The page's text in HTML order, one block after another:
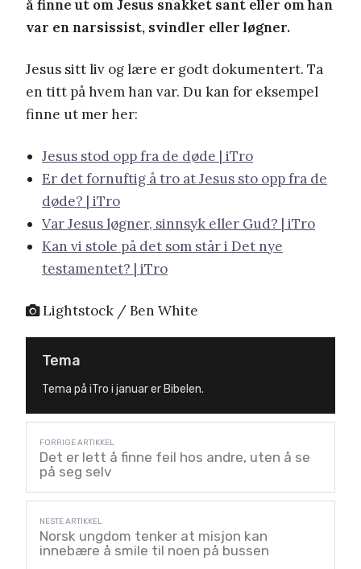
å finne ut om Jesus snakket sant eller om han
var en narsissist, svindler eller løgner.
Jesus sitt liv og lære er godt dokumentert. Ta
en titt på hvem han var. Du kan for eksempel
finne ut mer her:
Jesus stod opp fra de døde | iTro
Er det fornuftig å tro at Jesus sto opp fra de
døde? | iTro
Var Jesus løgner, sinnsyk eller Gud? | iTro
Kan vi stole på det som står i Det nye
testamentet? | iTro
Lightstock / Ben White
Tema
Tema på iTro i januar er Bibelen.
Det er lett å finne feil hos andre, uten å se
på seg selv
Norsk ungdom tenker at misjon kan
innebære å smile til noen på bussen